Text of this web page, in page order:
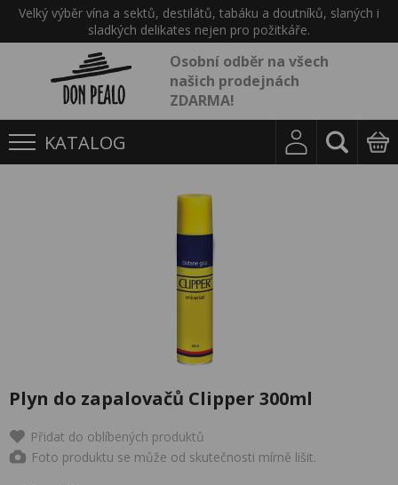
Velký výběr vína a sektů, destilátů, tabáku a doutníků, slaných i
sladkých delikates nejen pro požitkáře.
Osobní odběr na všech
našich prodejnách
ZDARMA!
KATALOG
Plyn do zapalovačů Clipper 300ml
Přidat do oblíbených produktů
Foto produktu se může od skutečnosti mírně lišit.